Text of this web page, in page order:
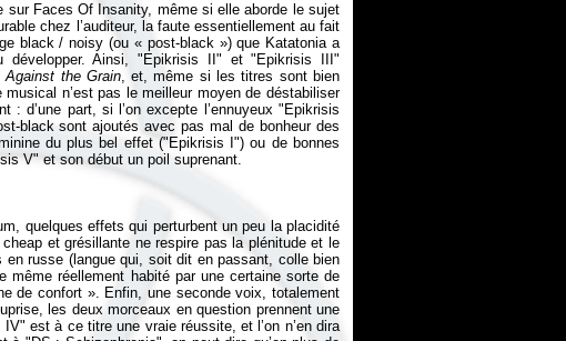
sur Faces Of Insanity, même si elle aborde le sujet
chez l’auditeur, la faute essentiellement au fait
black / noisy (ou « post-black ») que Katatonia a
développer. Ainsi, "Epikrisis II" et "Epikrisis III"
Against the Grain, et, même si les titres sont bien
n’est pas le meilleur moyen de déstabiliser
: d’une part, si l’on excepte l’ennuyeux "Epikrisis
black sont ajoutés avec pas mal de bonheur des
du plus bel effet ("Epikrisis I") ou de bonnes
V" et son début un poil suprenant.
quelques effets qui perturbent un peu la placidité
et grésillante ne respire pas la plénitude et le
russe (langue qui, soit dit en passant, colle bien
réellement habité par une certaine sorte de
de confort ». Enfin, une seconde voix, totalement
les deux morceaux en question prennent une
est à ce titre une vraie réussite, et l’on n’en dira